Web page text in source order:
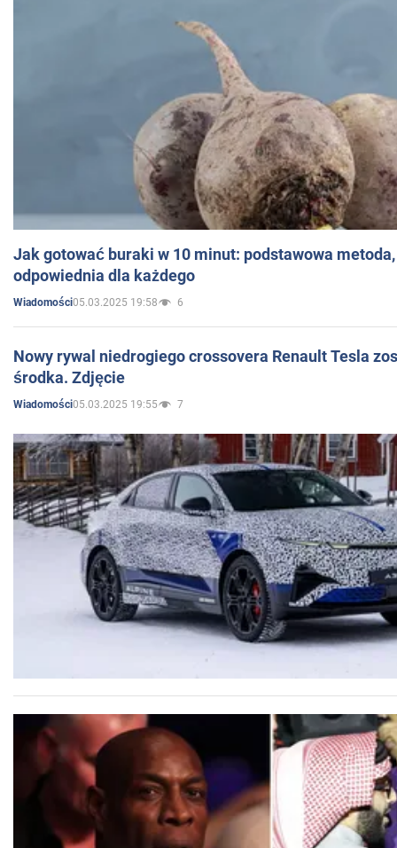
Jak gotować buraki w 10 minut: podstawowa
odpowiednia dla każdego
Wiadomości05.03.2025 19:58 6
Nowy rywal niedrogiego crossovera Renault Tesla
środka. Zdjęcie
Wiadomości05.03.2025 19:55 7